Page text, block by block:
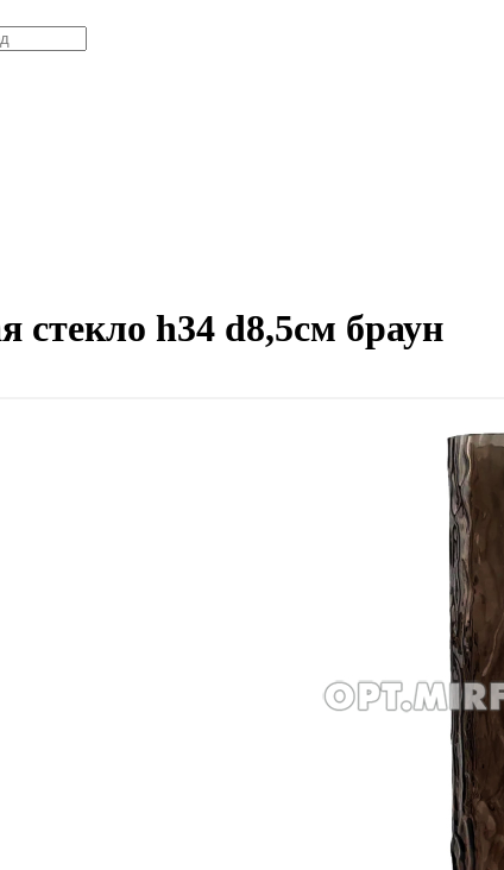
стекло h34 d8,5см браун